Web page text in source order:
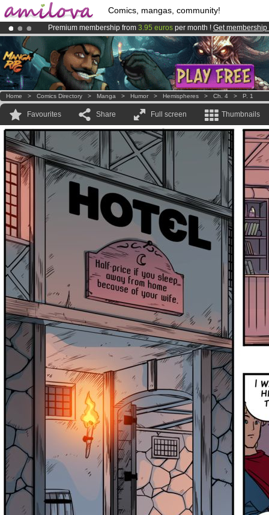
Comics, mangas, community!
Premium membership from 3.95 euros per month ! Get membership
AmilovaKickstarter is now LIVE!.
Already 100000 membersand 1000 comics & mangas!.
Home > Comics Directory > Manga > Humor > Hemispheres > Ch. 4 > P. 1
Favourites Share Full screen Thumbnails